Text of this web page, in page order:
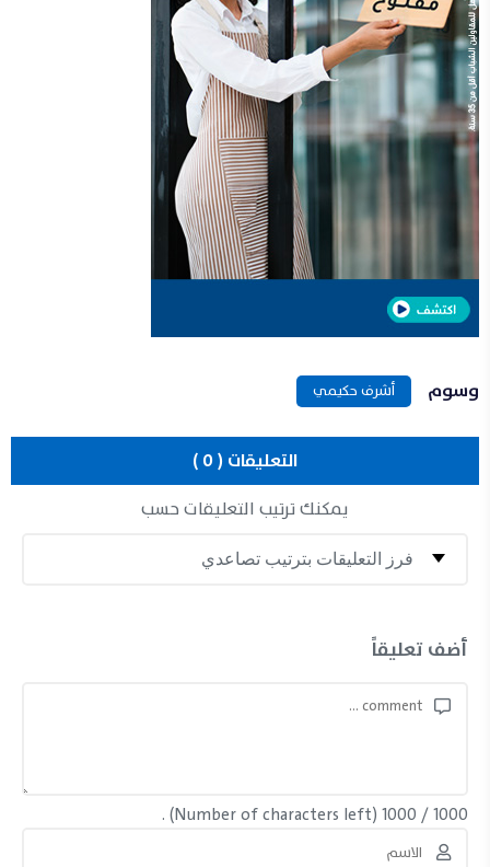
وسوم أشرف حكيمي
التعليقات ( 0 )
يمكنك ترتيب التعليقات حسب
أضف تعليقاً
1000
/
1000
(Number of characters left) .